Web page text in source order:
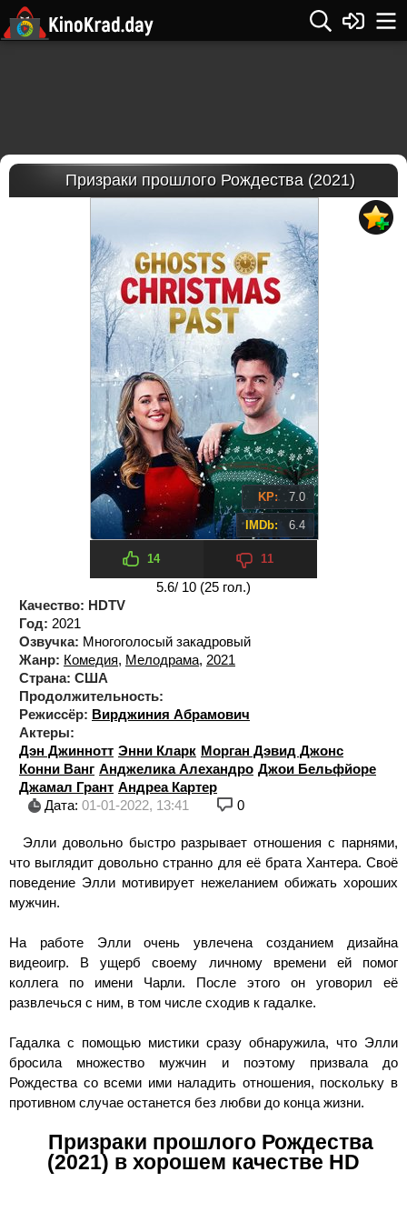
Призраки прошлого Рождества (2021)
KP: 7.0
IMDb: 6.4
14 11
5.6/ 10 (25 гол.)
Качество: HDTV
Год: 2021
Озвучка: Многоголосый закадровый
Жанр: Комедия, Мелодрама, 2021
Страна: США
Продолжительность:
Режиссёр: Вирджиния Абрамович
Актеры:
Дэн Джиннотт Энни Кларк Морган Дэвид Джонс
Конни Ванг Анджелика Алехандро Джои Бельфйоре
Джамал Грант Андреа Картер
Дата: 01-01-2022, 13:41 0
Элли довольно быстро разрывает отношения с парнями,
что выглядит довольно странно для её брата Хантера. Своё
поведение Элли мотивирует нежеланием обижать хороших
мужчин.
На работе Элли очень увлечена созданием дизайна
видеоигр. В ущерб своему личному времени ей помог
коллега по имени Чарли. После этого он уговорил её
развлечься с ним, в том числе сходив к гадалке.
Гадалка с помощью мистики сразу обнаружила, что Элли
бросила множество мужчин и поэтому призвала до
Рождества со всеми ими наладить отношения, поскольку в
противном случае останется без любви до конца жизни.
Призраки прошлого Рождества
(2021) в хорошем качестве HD